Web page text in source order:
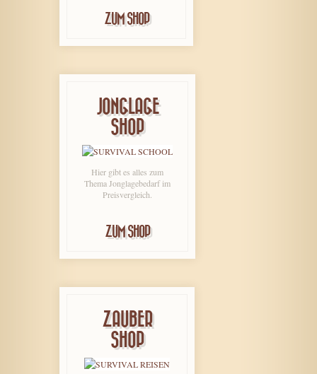
ZUM SHOP
JONGLAGE
SHOP
Hier gibt es alles zum
Thema Jonglagebedarf im
Preisvergleich.
ZUM SHOP
ZAUBER
SHOP